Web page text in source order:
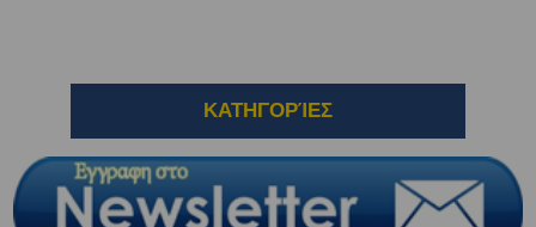
ΚΑΤΗΓΟΡΊΕΣ